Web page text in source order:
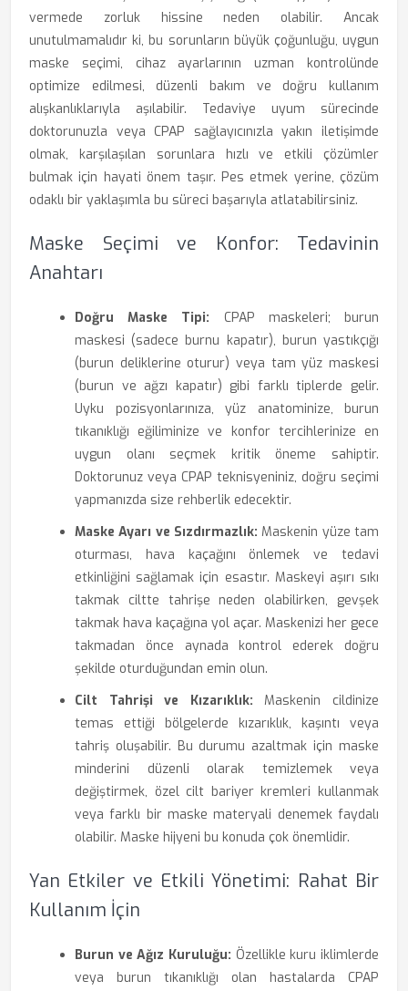
vermede zorluk hissine neden olabilir. Ancak
unutulmamalıdır ki, bu sorunların büyük çoğunluğu, uygun
maske seçimi, cihaz ayarlarının uzman kontrolünde
optimize edilmesi, düzenli bakım ve doğru kullanım
alışkanlıklarıyla aşılabilir. Tedaviye uyum sürecinde
doktorunuzla veya CPAP sağlayıcınızla yakın iletişimde
olmak, karşılaşılan sorunlara hızlı ve etkili çözümler
bulmak için hayati önem taşır. Pes etmek yerine, çözüm
odaklı bir yaklaşımla bu süreci başarıyla atlatabilirsiniz.
Maske Seçimi ve Konfor: Tedavinin
Anahtarı
Doğru Maske Tipi: CPAP maskeleri; burun
maskesi (sadece burnu kapatır), burun yastıkçığı
(burun deliklerine oturur) veya tam yüz maskesi
(burun ve ağzı kapatır) gibi farklı tiplerde gelir.
Uyku pozisyonlarınıza, yüz anatominize, burun
tıkanıklığı eğiliminize ve konfor tercihlerinize en
uygun olanı seçmek kritik öneme sahiptir.
Doktorunuz veya CPAP teknisyeniniz, doğru seçimi
yapmanızda size rehberlik edecektir.
Maske Ayarı ve Sızdırmazlık: Maskenin yüze tam
oturması, hava kaçağını önlemek ve tedavi
etkinliğini sağlamak için esastır. Maskeyi aşırı sıkı
takmak ciltte tahrişe neden olabilirken, gevşek
takmak hava kaçağına yol açar. Maskenizi her gece
takmadan önce aynada kontrol ederek doğru
şekilde oturduğundan emin olun.
Cilt Tahrişi ve Kızarıklık: Maskenin cildinize
temas ettiği bölgelerde kızarıklık, kaşıntı veya
tahriş oluşabilir. Bu durumu azaltmak için maske
minderini düzenli olarak temizlemek veya
değiştirmek, özel cilt bariyer kremleri kullanmak
veya farklı bir maske materyali denemek faydalı
olabilir. Maske hijyeni bu konuda çok önemlidir.
Yan Etkiler ve Etkili Yönetimi: Rahat Bir
Kullanım İçin
Burun ve Ağız Kuruluğu: Özellikle kuru iklimlerde
veya burun tıkanıklığı olan hastalarda CPAP